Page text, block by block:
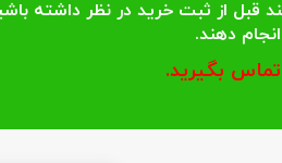
پست انتخاب می کنند قبل از ثبت خرید در نظر
بگیرید.